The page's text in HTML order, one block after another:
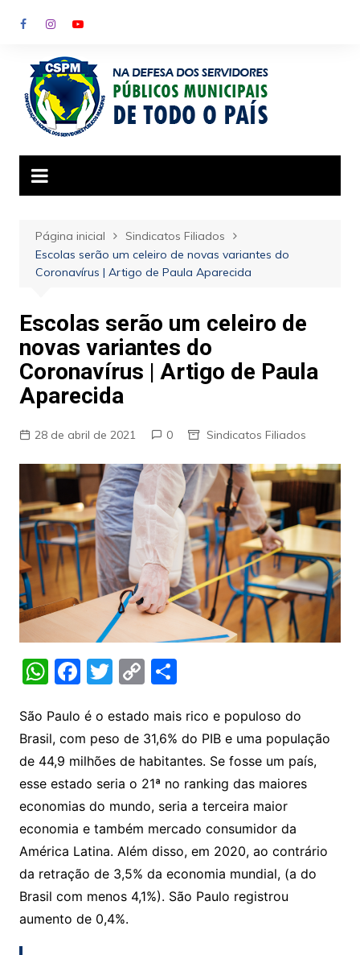
para
conteúdo
Página inicial
Sindicatos Filiados
Escolas serão um celeiro de novas variantes do
Coronavírus | Artigo de Paula Aparecida
Escolas serão um celeiro de
novas variantes do
Coronavírus | Artigo de Paula
Aparecida
28 de abril de 2021 0 Sindicatos Filiados
W
at
s
A
p
p
F
c
e
b
o
o
k
T
itt
er
C
p
y
Li
n
k
S
ar
e
São Paulo é o estado mais rico e populoso do
Brasil, com peso de 31,6% do PIB e uma população
de 44,9 milhões de habitantes. Se fosse um país,
esse estado seria o 21ª no ranking das maiores
economias do mundo, seria a terceira maior
economia e também mercado consumidor da
América Latina. Além disso, em 2020, ao contrário
da retração de 3,5% da economia mundial, (a do
Brasil com menos 4,1%). São Paulo registrou
aumento de 0,4%.